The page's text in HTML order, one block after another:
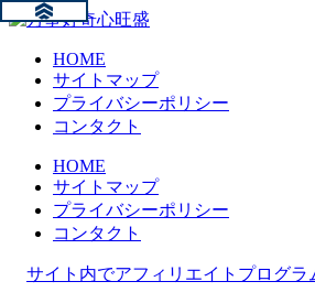
HOME
サイトマップ
プライバシーポリシー
コンタクト
HOME
サイトマップ
プライバシーポリシー
コンタクト
サイト内でアフィリエイトプログラ